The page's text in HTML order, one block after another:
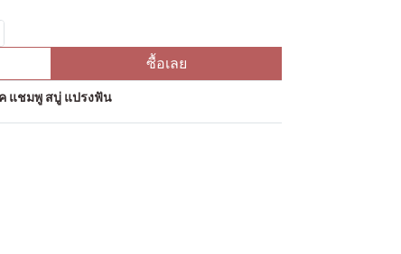
ซื้อเลย
แชมพู สบู่ แปรงฟัน